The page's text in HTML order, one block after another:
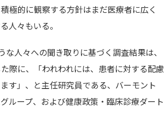
極的に観察する方針はまだ医療者に広く
人々もいる。
人々への聞き取りに基づく調査結果は、
際に、「われわれには、患者に対する配慮
す」、と主任研究員である、バーモント
ループ、および健康政策・臨床診療ダート